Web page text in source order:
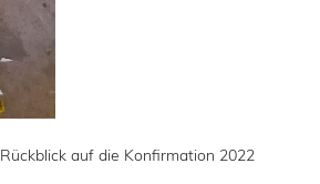
Rückblick auf die Konfirmation 2022